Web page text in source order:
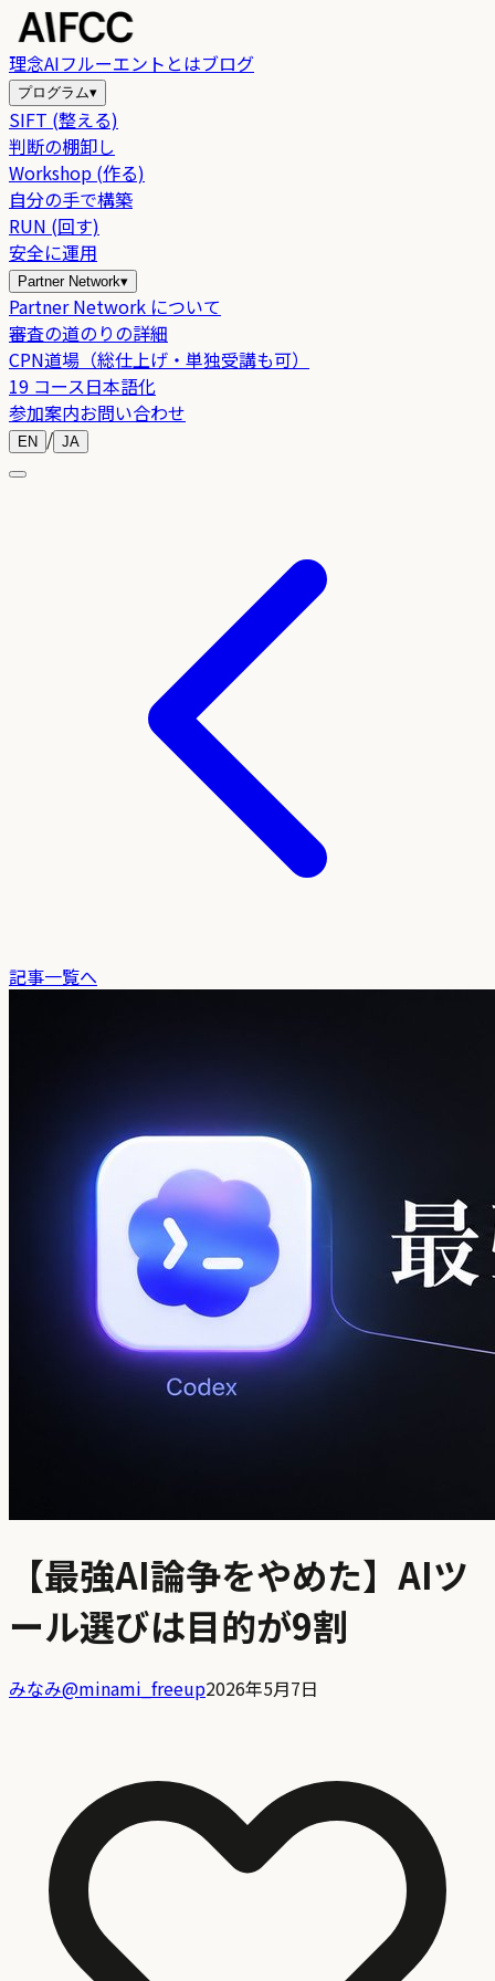
理念AIフルーエントとはブログ
プログラム▾
SIFT (整える)
判断の棚卸し
Workshop (作る)
自分の手で構築
RUN (回す)
安全に運用
Partner Network▾
Partner Network について
審査の道のりの詳細
CPN道場（総仕上げ・単独受講も可）
19 コース日本語化
参加案内お問い合わせ
EN / JA
記事一覧へ
【最強AI論争をやめた】AIツ
ール選びは目的が9割
みなみ@minami_freeup2026年5月7日